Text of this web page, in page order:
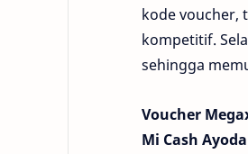
kode voucher,
kompetitif.
sehingga
Voucher
Mi Cash